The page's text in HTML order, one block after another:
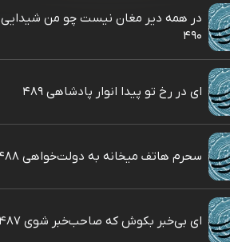
در همه دیر مغان نیست چو من شیدایی
۴۹۰
ای در رخ تو پیدا انوار پادشاهی ۴۸۹
سحرم هاتف میخانه به دولت‌خواهی ۴۸۸
ای بی‌خبر بکوش که صاحب‌خبر شوی ۴۸۷